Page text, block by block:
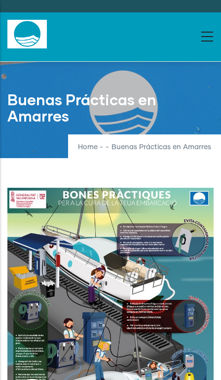
to
main
content
Buenas Prácticas en
Amarres
Home - - Buenas Prácticas en Amarres